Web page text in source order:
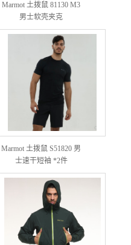
Marmot 土拨鼠 81130 M3
男士软壳夹克
Marmot 土拨鼠 S51820 男
士速干短袖 *2件